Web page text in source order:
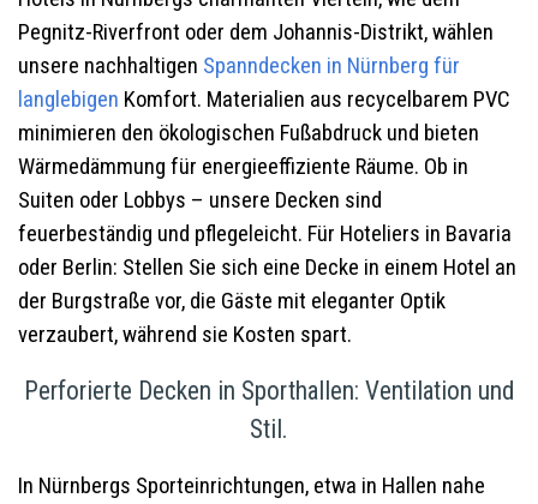
Pegnitz-Riverfront oder dem Johannis-Distrikt, wählen
unsere nachhaltigen Spanndecken in Nürnberg für
langlebigen Komfort. Materialien aus recycelbarem PVC
minimieren den ökologischen Fußabdruck und bieten
Wärmedämmung für energieeffiziente Räume. Ob in
Suiten oder Lobbys – unsere Decken sind
feuerbeständig und pflegeleicht. Für Hoteliers in Bavaria
oder Berlin: Stellen Sie sich eine Decke in einem Hotel an
der Burgstraße vor, die Gäste mit eleganter Optik
verzaubert, während sie Kosten spart.
Perforierte Decken in Sporthallen: Ventilation und
Stil.
In Nürnbergs Sporteinrichtungen, etwa in Hallen nahe